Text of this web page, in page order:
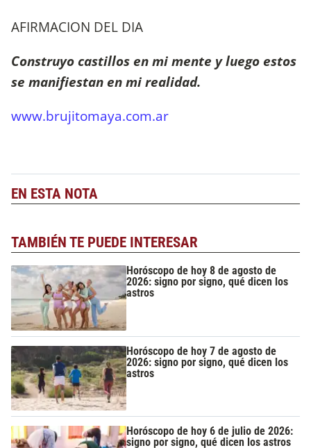
AFIRMACION DEL DIA
Construyo castillos en mi mente y luego estos
se manifiestan en mi realidad.
www.brujitomaya.com.ar
EN ESTA NOTA
TAMBIÉN TE PUEDE INTERESAR
Horóscopo de hoy 8 de agosto de
2026: signo por signo, qué dicen los
astros
Horóscopo de hoy 7 de agosto de
2026: signo por signo, qué dicen los
astros
Horóscopo de hoy 6 de julio de 2026:
signo por signo, qué dicen los astros